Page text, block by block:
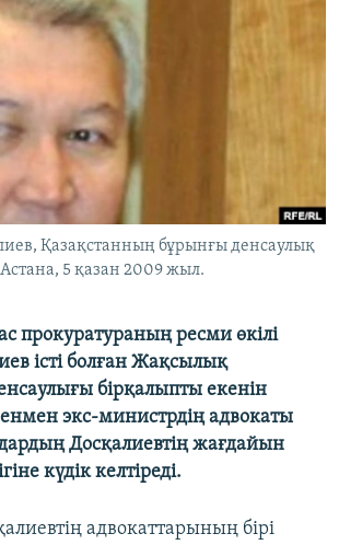
Қазақстанның бұрынғы денсаулық
5 қазан 2009 жыл.
прокуратураның ресми өкілі
істі болған Жақсылық
бірқалыпты екенін
экс-министрдің адвокаты
Досқалиевтің жағдайын
күдік келтіреді.
адвокаттарының бірі